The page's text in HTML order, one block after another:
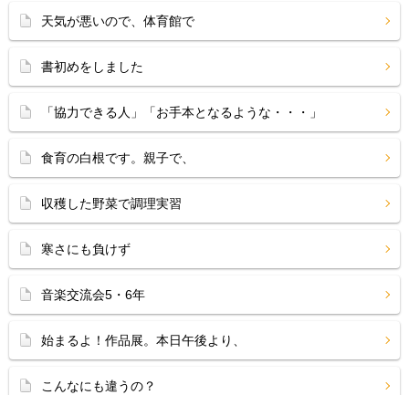
天気が悪いので、体育館で
書初めをしました
「協力できる人」「お手本となるような・・・」
食育の白根です。親子で、
収穫した野菜で調理実習
寒さにも負けず
音楽交流会5・6年
始まるよ！作品展。本日午後より、
こんなにも違うの？